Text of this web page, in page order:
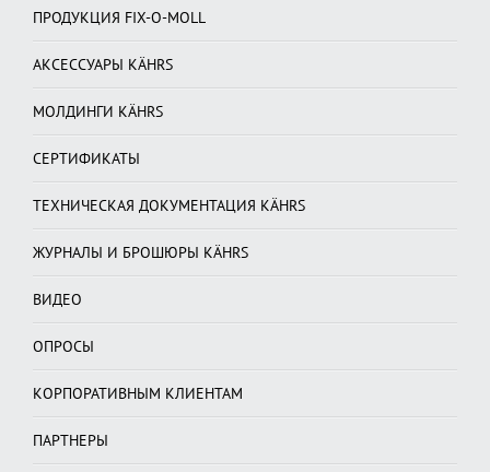
ПРОДУКЦИЯ FIX-O-MOLL
АКСЕССУАРЫ KÄHRS
МОЛДИНГИ KÄHRS
СЕРТИФИКАТЫ
ТЕХНИЧЕСКАЯ ДОКУМЕНТАЦИЯ KÄHRS
ЖУРНАЛЫ И БРОШЮРЫ KÄHRS
ВИДЕО
ОПРОСЫ
КОРПОРАТИВНЫМ КЛИЕНТАМ
ПАРТНЕРЫ